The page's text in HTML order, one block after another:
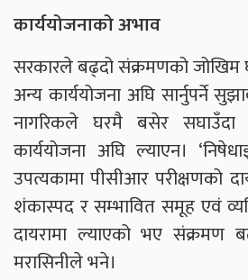
कार्ययोजनाको अभाव
सरकारले बढ्दो संक्रमणको जोखिम
अन्य कार्ययोजना अघि सार्नुपर्ने
नागरिकले घरमै बसेर
कार्ययोजना अघि ल्याएन।
उपत्यकामा पीसीआर परीक्षणको
शंकास्पद र सम्भावित समूह एवं
दायरामा ल्याएको भए संक्रमण
मरासिनीले भने।